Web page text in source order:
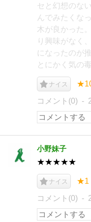
セと幻想のな
んでみたくな
木が良かった
り興味がなく
になったのが
とにかく気の
ナイス
コメント(0)
小野妹子
★★★★★
ナイス ★1
コメント(0)